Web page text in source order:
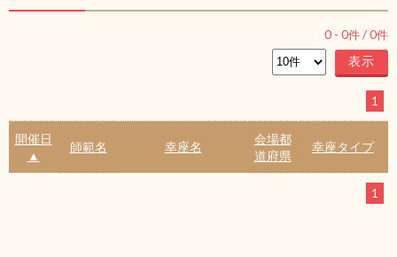
0 - 0件 /0件
1
開催日
▲
師範名 幸座名
会場都
道府県
幸座タイプ
1